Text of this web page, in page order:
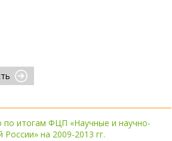
итогам ФЦП «Научные и научно-
на 2009-2013 гг.